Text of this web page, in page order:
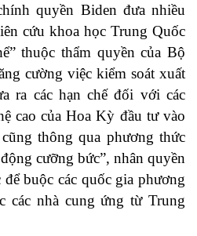
quyền Biden đưa nhiều
cứu khoa học Trung Quốc
thuộc thẩm quyền của Bộ
cường việc kiểm soát xuất
ra các hạn chế đối với các
cao của Hoa Kỳ đầu tư vào
thông qua phương thức
cưỡng bức”, nhân quyền
buộc các quốc gia phương
các nhà cung ứng từ Trung